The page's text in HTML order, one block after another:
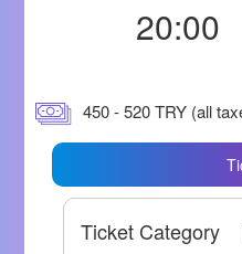
20:00
450 - 520 TRY (all
Ticket Category